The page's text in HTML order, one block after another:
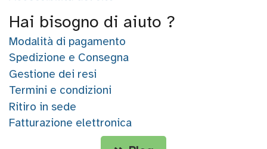
Hai bisogno di aiuto ?
Modalità di pagamento
Spedizione e Consegna
Gestione dei resi
Termini e condizioni
Ritiro in sede
Fatturazione elettronica